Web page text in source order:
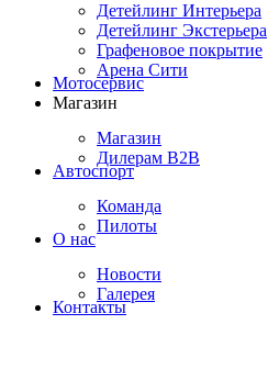
Детейлинг Интерьера
Детейлинг Экстерьера
Графеновое покрытие
Арена Сити
Мотосервис
Магазин
Магазин
Дилерам B2B
Автоспорт
Команда
Пилоты
О нас
Новости
Галерея
Контакты